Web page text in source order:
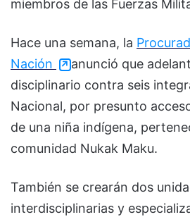
miembros de las Fuerzas
Hace una semana, la
Nación
anunció que
disciplinario contra seis
Nacional, por presunto
de una niña indígena,
comunidad Nukak Maku.
También se crearán dos
interdisciplinarias y